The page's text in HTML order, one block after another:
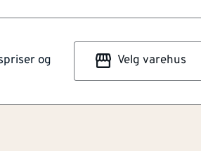
og Velg varehus
og kulde og har høy klebeevne.
både ovenfor fukt, varme og
til alle typer fleksible undertak,